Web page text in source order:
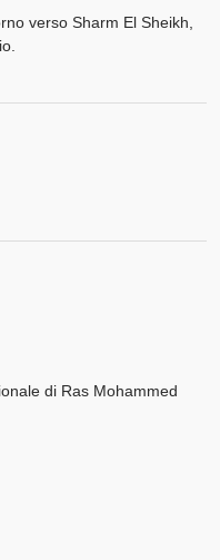
verso Sharm El Sheikh,
di Ras Mohammed